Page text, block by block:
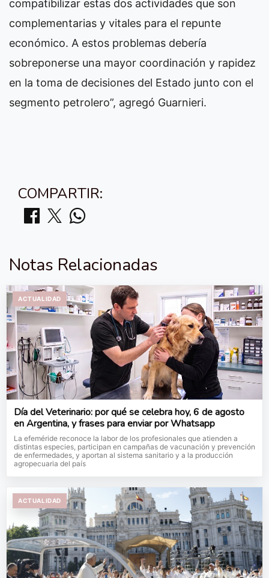
compatibilizar estas dos actividades que son
complementarias y vitales para el repunte
económico. A estos problemas debería
sobreponerse una mayor coordinación y rapidez
en la toma de decisiones del Estado junto con el
segmento petrolero”, agregó Guarnieri.
COMPARTIR:
Notas Relacionadas
ACTUALIDAD
Día del Veterinario: por qué se celebra hoy, 6 de agosto
en Argentina, y frases para enviar por Whatsapp
La efeméride reconoce la labor de los profesionales que atienden a
distintas especies, participan en campañas de vacunación y prevención
de enfermedades, y aportan al sistema sanitario y a la producción
agropecuaria del país
ACTUALIDAD